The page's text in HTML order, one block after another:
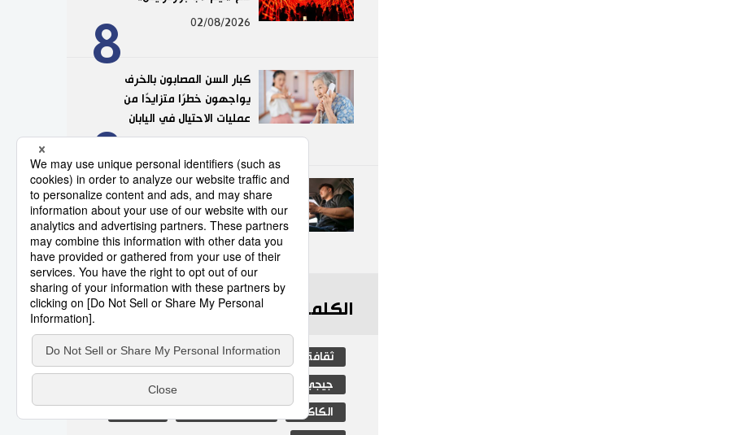
8
02/08/2026
9
كبار السن المصابون بالخرف
يواجهون خطرًا متزايدًا من
عمليات الاحتيال في اليابان
10
عدد قياسي لحوادث المرور
الناجمة عن استخدام الهواتف
الذكية في اليابان
10/07/2026
الكلمات الأكثر بحثا
ثقافة المطبخ الياباني اليابان
جيجي برس التعليم الياباني
الكاكي